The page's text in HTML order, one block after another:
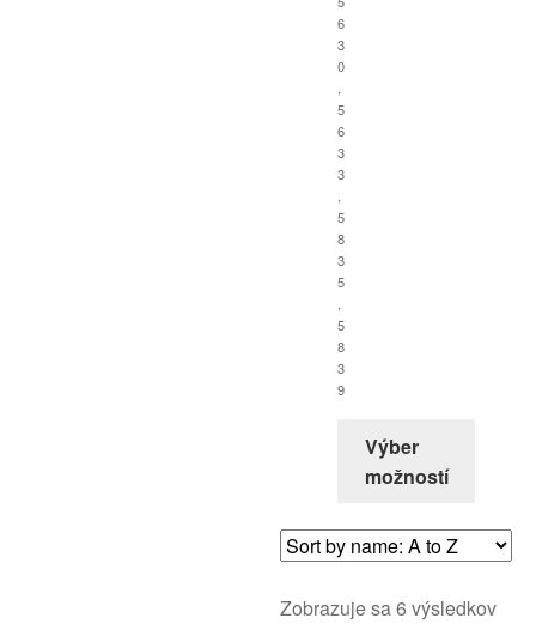
6
3
0
5
6
3
3
5
8
3
5
5
8
3
9
Výber
možností
Zobrazuje sa 6 výsledkov